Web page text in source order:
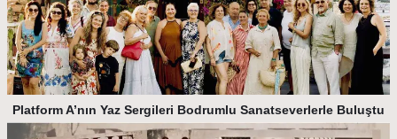
Platform A’nın Yaz Sergileri Bodrumlu Sanatseverlerle Buluştu